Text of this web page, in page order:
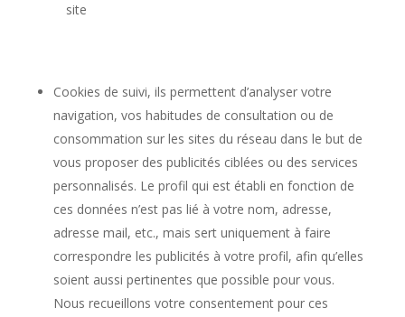
site
Cookies de suivi, ils permettent d’analyser votre
navigation, vos habitudes de consultation ou de
consommation sur les sites du réseau dans le but de
vous proposer des publicités ciblées ou des services
personnalisés. Le profil qui est établi en fonction de
ces données n’est pas lié à votre nom, adresse,
adresse mail, etc., mais sert uniquement à faire
correspondre les publicités à votre profil, afin qu’elles
soient aussi pertinentes que possible pour vous.
Nous recueillons votre consentement pour ces